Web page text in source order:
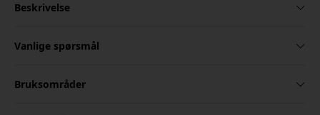
Beskrivelse
Vanlige spørsmål
Bruksområder